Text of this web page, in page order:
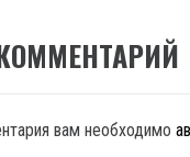
вам необходимо